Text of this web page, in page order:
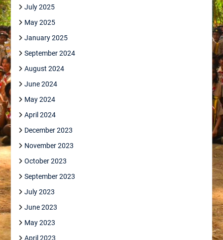
July 2025
May 2025
January 2025
September 2024
August 2024
June 2024
May 2024
April 2024
December 2023
November 2023
October 2023
September 2023
July 2023
June 2023
May 2023
April 2023